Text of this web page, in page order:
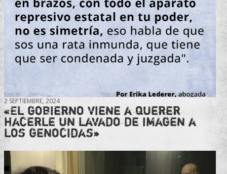
2 SEPTIEMBRE, 2024
«El gobierno viene a querer
hacerle un lavado de imagen a
los genocidas»